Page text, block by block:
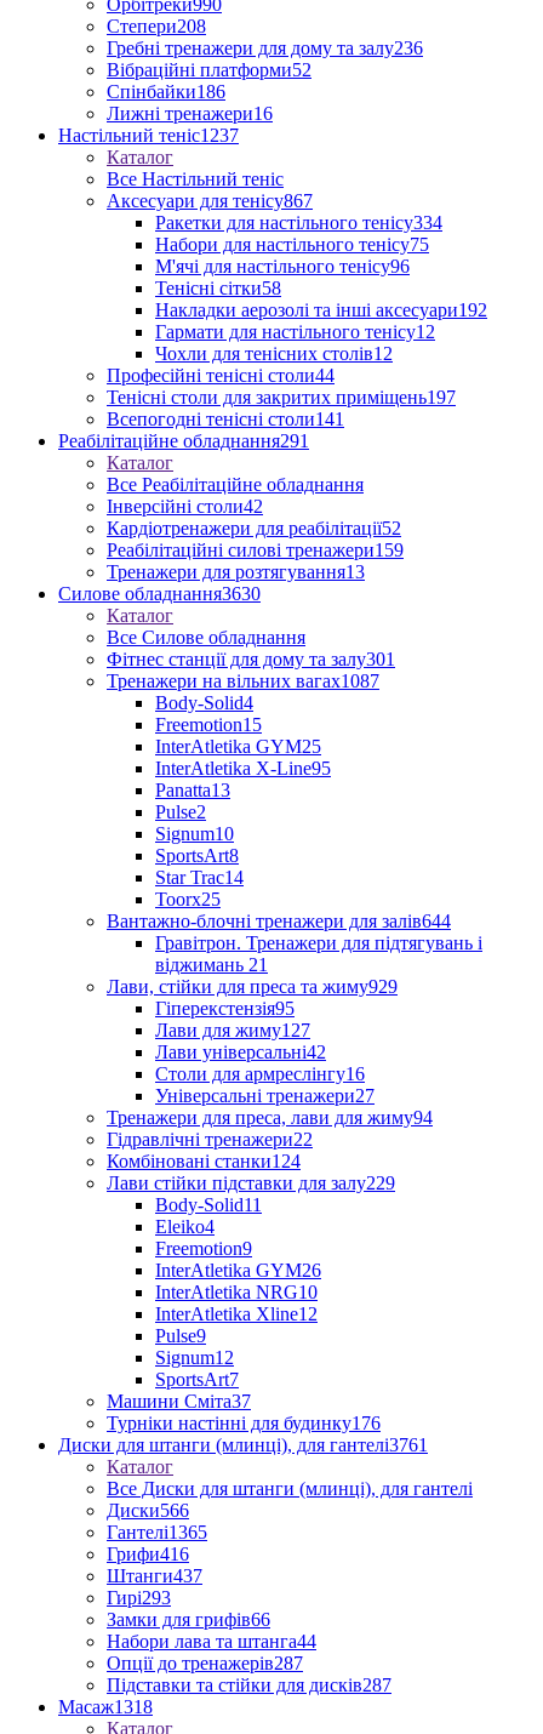
Орбітреки990
Степери208
Гребні тренажери для дому та залу236
Вібраційні платформи52
Спінбайки186
Лижні тренажери16
Настільний теніс1237
Каталог
Все Настільний теніс
Аксесуари для тенісу867
Ракетки для настільного тенісу334
Набори для настільного тенісу75
М'ячі для настільного тенісу96
Тенісні сітки58
Накладки аерозолі та інші аксесуари192
Гармати для настільного тенісу12
Чохли для тенісних столів12
Професійні тенісні столи44
Тенісні столи для закритих приміщень197
Всепогодні тенісні столи141
Реабілітаційне обладнання291
Каталог
Все Реабілітаційне обладнання
Інверсійні столи42
Кардіотренажери для реабілітації52
Реабілітаційні силові тренажери159
Тренажери для розтягування13
Силове обладнання3630
Каталог
Все Силове обладнання
Фітнес станції для дому та залу301
Тренажери на вільних вагах1087
Body-Solid4
Freemotion15
InterAtletika GYM25
InterAtletika X-Line95
Panatta13
Pulse2
Signum10
SportsArt8
Star Trac14
Toorx25
Вантажно-блочні тренажери для залів644
Гравітрон. Тренажери для підтягувань і
віджимань 21
Лави, стійки для преса та жиму929
Гіперекстензія95
Лави для жиму127
Лави універсальні42
Столи для армреслінгу16
Універсальні тренажери27
Тренажери для преса, лави для жиму94
Гідравлічні тренажери22
Комбіновані станки124
Лави стійки підставки для залу229
Body-Solid11
Eleiko4
Freemotion9
InterAtletika GYM26
InterAtletika NRG10
InterAtletika Xline12
Pulse9
Signum12
SportsArt7
Машини Сміта37
Турніки настінні для будинку176
Диски для штанги (млинці), для гантелі3761
Каталог
Все Диски для штанги (млинці), для гантелі
Диски566
Гантелі1365
Грифи416
Штанги437
Гирі293
Замки для грифів66
Набори лава та штанга44
Опції до тренажерів287
Підставки та стійки для дисків287
Масаж1318
Каталог